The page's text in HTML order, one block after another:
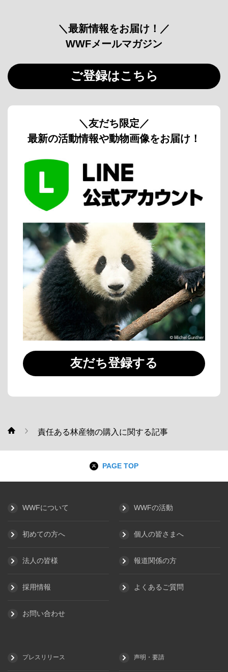
＼最新情報をお届け！／
WWFメールマガジン
ご登録はこちら
＼友だち限定／
最新の活動情報や動物画像をお届け！
友だち登録する
WWF 責任ある林産物の購入に関する記事
PAGE TOP
WWFについて WWFの活動
初めての方へ 個人の皆さまへ
法人の皆様 報道関係の方
採用情報 よくあるご質問
お問い合わせ
プレスリリース 声明・要請